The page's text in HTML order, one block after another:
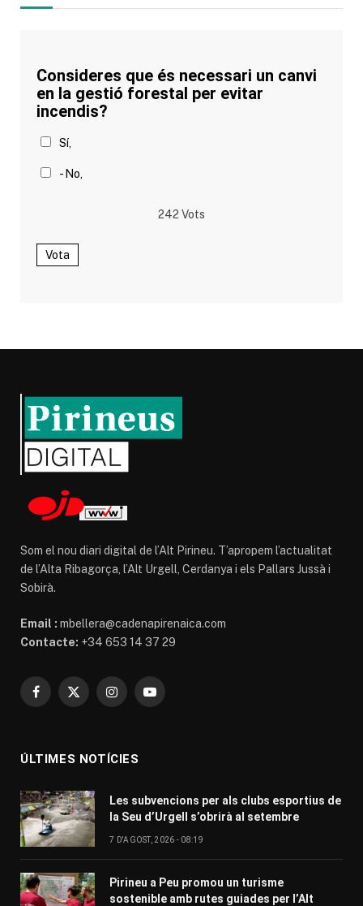
Consideres que és necessari un canvi
en la gestió forestal per evitar
incendis?
Sí,
- No,
242 Vots
Vota
Som el nou diari digital de l’Alt Pirineu. T’apropem l’actualitat
de l’Alta Ribagorça, l’Alt Urgell, Cerdanya i els Pallars Jussà i
Sobirà.
Email : mbellera@cadenapirenaica.com
Contacte: +34 653 14 37 29
Facebook
X
InstagramYouTube
ÚLTIMES NOTÍCIES
Les subvencions per als clubs esportius de
la Seu d’Urgell s’obrirà al setembre
7 D'AGOST, 2026 - 08:19
Pirineu a Peu promou un turisme
sostenible amb rutes guiades per l’Alt